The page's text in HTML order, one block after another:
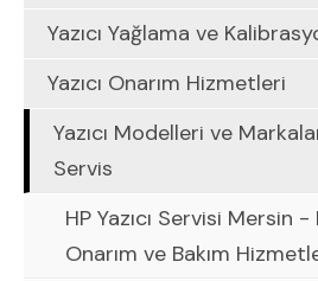
Yazıcı Yağlama ve
Yazıcı Onarım Hizmetleri
Yazıcı Modelleri ve
Servis
HP Yazıcı Servisi Mersin -
Onarım ve Bakım